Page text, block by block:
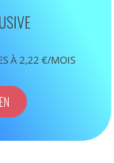
À 2,22 €/MOIS